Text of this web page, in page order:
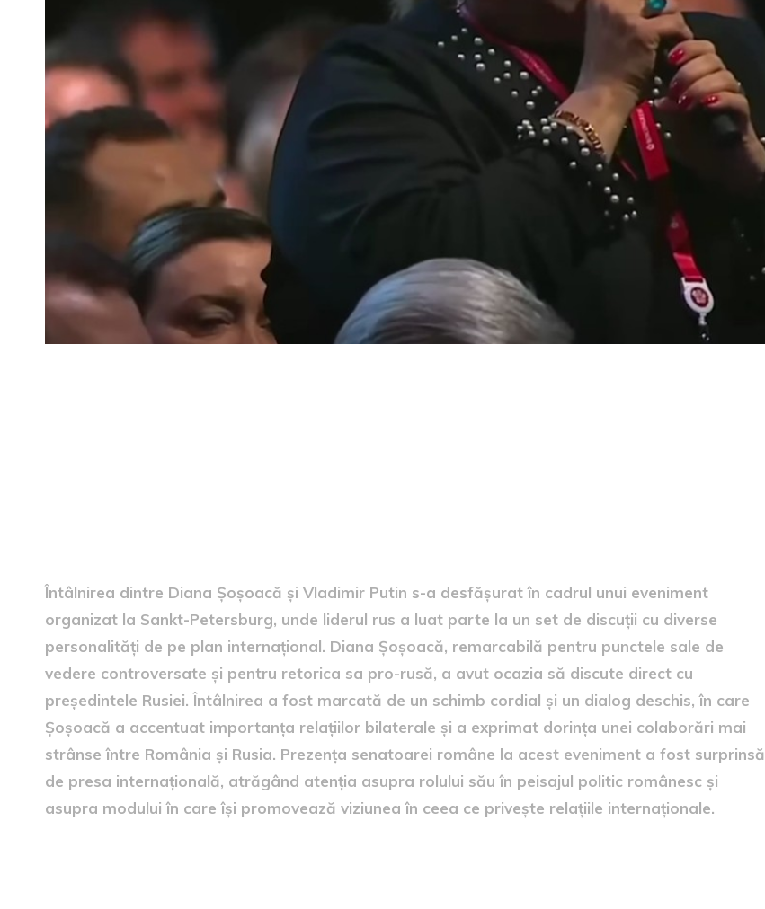
Întâlnirea dintre Diana Șoșoacă și Vladimir Putin s-a desfășurat în cadrul unui eveniment
organizat la Sankt-Petersburg, unde liderul rus a luat parte la un set de discuții cu diverse
personalități de pe plan internațional. Diana Șoșoacă, remarcabilă pentru punctele sale de
vedere controversate și pentru retorica sa pro-rusă, a avut ocazia să discute direct cu
președintele Rusiei. Întâlnirea a fost marcată de un schimb cordial și un dialog deschis, în care
Șoșoacă a accentuat importanța relațiilor bilaterale și a exprimat dorința unei colaborări mai
strânse între România și Rusia. Prezența senatoarei române la acest eveniment a fost surprinsă
de presa internațională, atrăgând atenția asupra rolului său în peisajul politic românesc și
asupra modului în care își promovează viziunea în ceea ce privește relațiile internaționale.